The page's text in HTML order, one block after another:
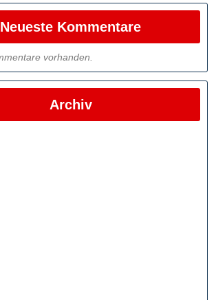
Neueste Kommentare
vorhanden.
Archiv